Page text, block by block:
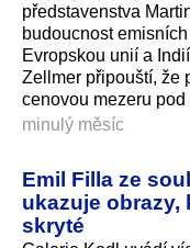
představenstva
budoucnost
Evropskou unií a
Zellmer připouští, že
cenovou mezeru pod
minulý měsíc
Emil Filla ze
ukazuje obrazy,
skryté